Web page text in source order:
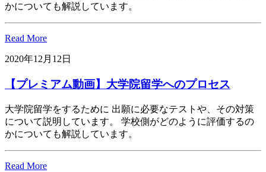
かについても解説しています。
Read More
2020年12月12日
【プレミアム動画】大学院留学へのプロセス
大学院留学をするために 出願に必要なテストや、その対策
について説明しています。 学校側がどのように評価するの
かについても解説しています。
Read More